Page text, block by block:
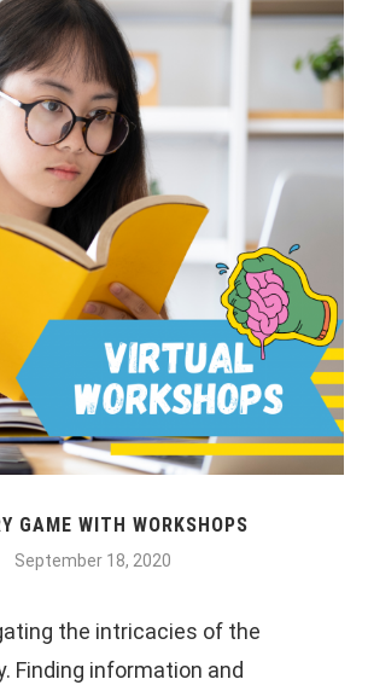
GAME WITH WORKSHOPS
September 18, 2020
the intricacies of the
Finding information and